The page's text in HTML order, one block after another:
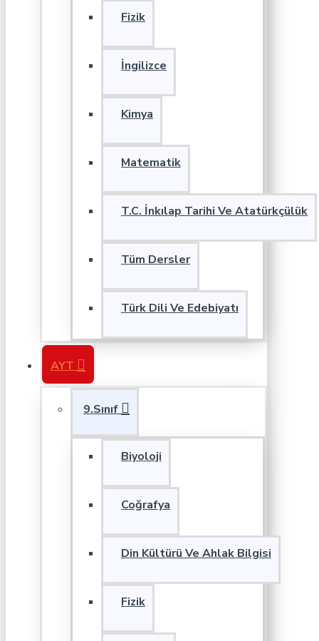
Fizik
İngilizce
Kimya
Matematik
T.C. İnkılap Tarihi Ve Atatürkçülük
Tüm Dersler
Türk Dili Ve Edebiyatı
AYT
9.Sınıf
Biyoloji
Coğrafya
Din Kültürü Ve Ahlak Bilgisi
Fizik